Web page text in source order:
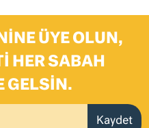
ÜYE OLUN,
HER SABAH
GELSIN.
Kaydet